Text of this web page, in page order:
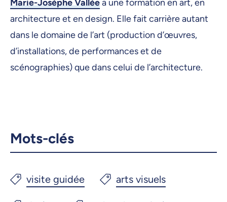
Marie-Josèphe Valléea une formation en art, en
architecture et en design. Elle fait carrière autant
dans le domaine de l’art (production d’œuvres,
d’installations, de performances et de
scénographies) que dans celui de l’architecture.
Mots-clés